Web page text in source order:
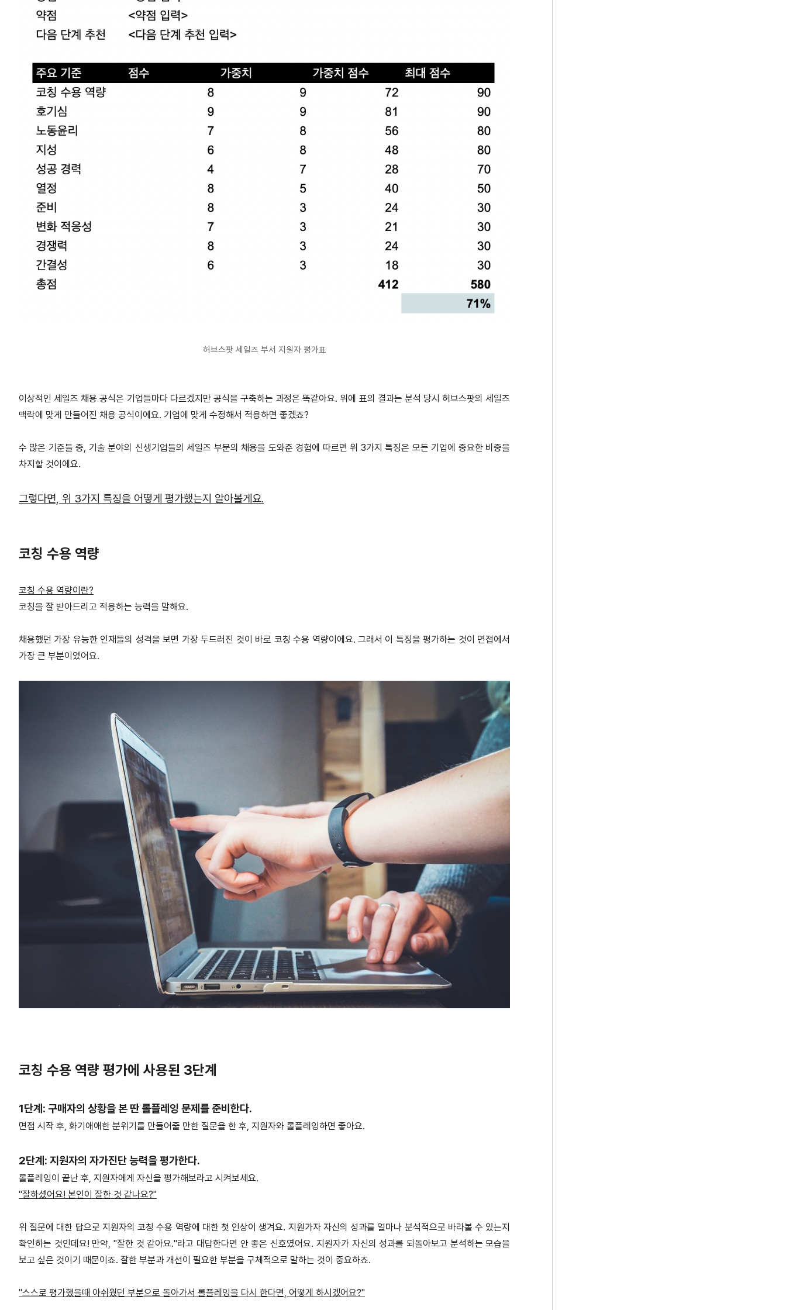
허브스팟 세일즈 부서 지원자 평가표
이상적인 세일즈 채용 공식은 기업들마다 다르겠지만 공식을 구축하는 과정은 똑같아요. 위에 표의 결과는 분석 당시 허브스팟의 세일즈
맥락에 맞게 만들어진 채용 공식이에요. 기업에 맞게 수정해서 적용하면 좋겠죠?
수 많은 기준들 중, 기술 분야의 신생기업들의 세일즈 부문의 채용을 도와준 경험에 따르면 위 3가지 특징은 모든 기업에 중요한 비중을
차지할 것이에요.
그렇다면, 위 3가지 특징을 어떻게 평가했는지 알아볼게요.
코칭 수용 역량
코칭 수용 역량이란?
코칭을 잘 받아드리고 적용하는 능력을 말해요.
채용했던 가장 유능한 인재들의 성격을 보면 가장 두드러진 것이 바로 코칭 수용 역량이에요. 그래서 이 특징을 평가하는 것이 면접에서
가장 큰 부분이었어요.
코칭 수용 역량 평가에 사용된 3단계
1단계: 구매자의 상황을 본 딴 롤플레잉 문제를 준비한다.
면접 시작 후, 화기애애한 분위기를 만들어줄 만한 질문을 한 후, 지원자와 롤플레잉하면 좋아요.
2단계: 지원자의 자가진단 능력을 평가한다.
롤플레잉이 끝난 후, 지원자에게 자신을 평가해보라고 시켜보세요.
"잘하셨어요! 본인이 잘한 것 같나요?"
위 질문에 대한 답으로 지원자의 코칭 수용 역량에 대한 첫 인상이 생겨요. 지원가자 자신의 성과를 얼마나 분석적으로 바라볼 수 있는지
확인하는 것인데요! 만약, "잘한 것 같아요."라고 대답한다면 안 좋은 신호였어요. 지원자가 자신의 성과를 되돌아보고 분석하는 모습을
보고 싶은 것이기 때문이죠. 잘한 부분과 개선이 필요한 부분을 구체적으로 말하는 것이 중요하죠.
"스스로 평가했을때 아쉬웠던 부분으로 돌아가서 롤플레잉을 다시 한다면, 어떻게 하시겠어요?"